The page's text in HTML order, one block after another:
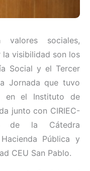
valores sociales,
la visibilidad son los
Social y el Tercer
Jornada que tuvo
en el Instituto de
junto con CIRIEC-
de la Cátedra
Pública y
CEU San Pablo.